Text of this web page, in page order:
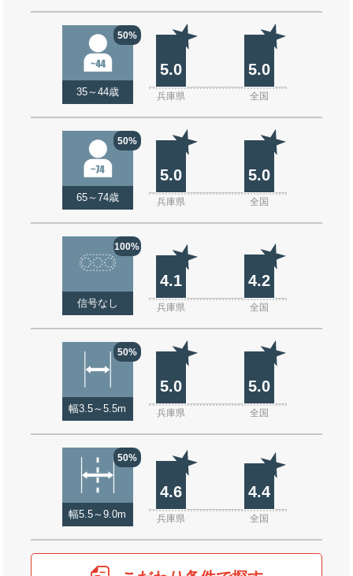
50%
35～44歳
5.0 5.0
兵庫県 全国
50%
65～74歳
5.0 5.0
兵庫県 全国
100%
信号なし
4.1 4.2
兵庫県 全国
50%
幅3.5～5.5m
5.0 5.0
兵庫県 全国
50%
幅5.5～9.0m
4.6 4.4
兵庫県 全国